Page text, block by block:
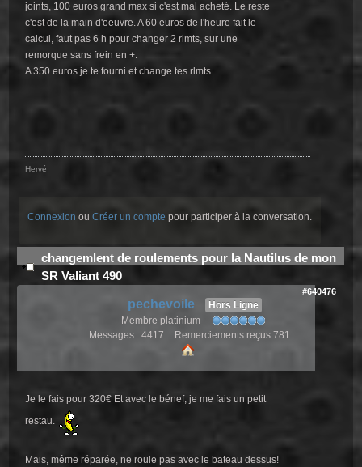
joints, 100 euros grand max si c'est mal acheté. Le reste
c'est de la main d'oeuvre. A 60 euros de l'heure fait le
calcul, faut pas 6 h pour changer 2 rlmts, sur une
remorque sans frein en +.
A 350 euros je te fourni et change tes rlmts...
Hervé
Connexion ouCréer un compte pour participer à la conversation.
changemlent de roulements pour la Nautilus de mon
SR Valiant 490
#640476
pechevoile
Hors Ligne
Membre platinium
Messages : 4417
Remerciements reçus 781
Je le fais pour 320€ Et avec le bénef, je me fais un petit
restau.
Mais, même réparée, ne roule pas avec le bateau dessus!